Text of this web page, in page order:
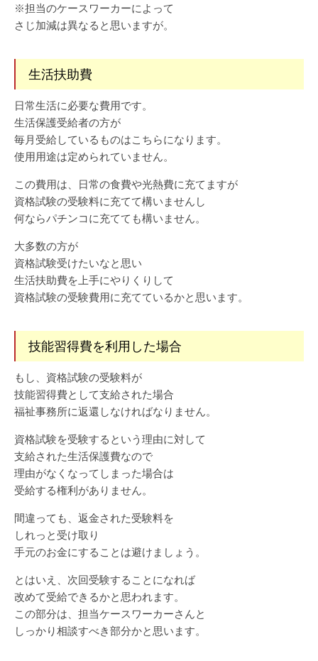
※担当のケースワーカーによって
さじ加減は異なると思いますが。
生活扶助費
日常生活に必要な費用です。
生活保護受給者の方が
毎月受給しているものはこちらになります。
使用用途は定められていません。
この費用は、日常の食費や光熱費に充てますが
資格試験の受験料に充てて構いませんし
何ならパチンコに充てても構いません。
大多数の方が
資格試験受けたいなと思い
生活扶助費を上手にやりくりして
資格試験の受験費用に充てているかと思います。
技能習得費を利用した場合
もし、資格試験の受験料が
技能習得費として支給された場合
福祉事務所に返還しなければなりません。
資格試験を受験するという理由に対して
支給された生活保護費なので
理由がなくなってしまった場合は
受給する権利がありません。
間違っても、返金された受験料を
しれっと受け取り
手元のお金にすることは避けましょう。
とはいえ、次回受験することになれば
改めて受給できるかと思われます。
この部分は、担当ケースワーカーさんと
しっかり相談すべき部分かと思います。